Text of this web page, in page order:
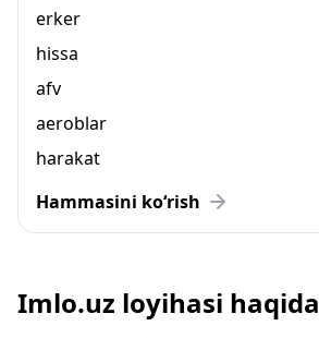
erker
hissa
afv
aeroblar
harakat
Hammasini ko‘rish
Imlo.uz loyihasi haqida